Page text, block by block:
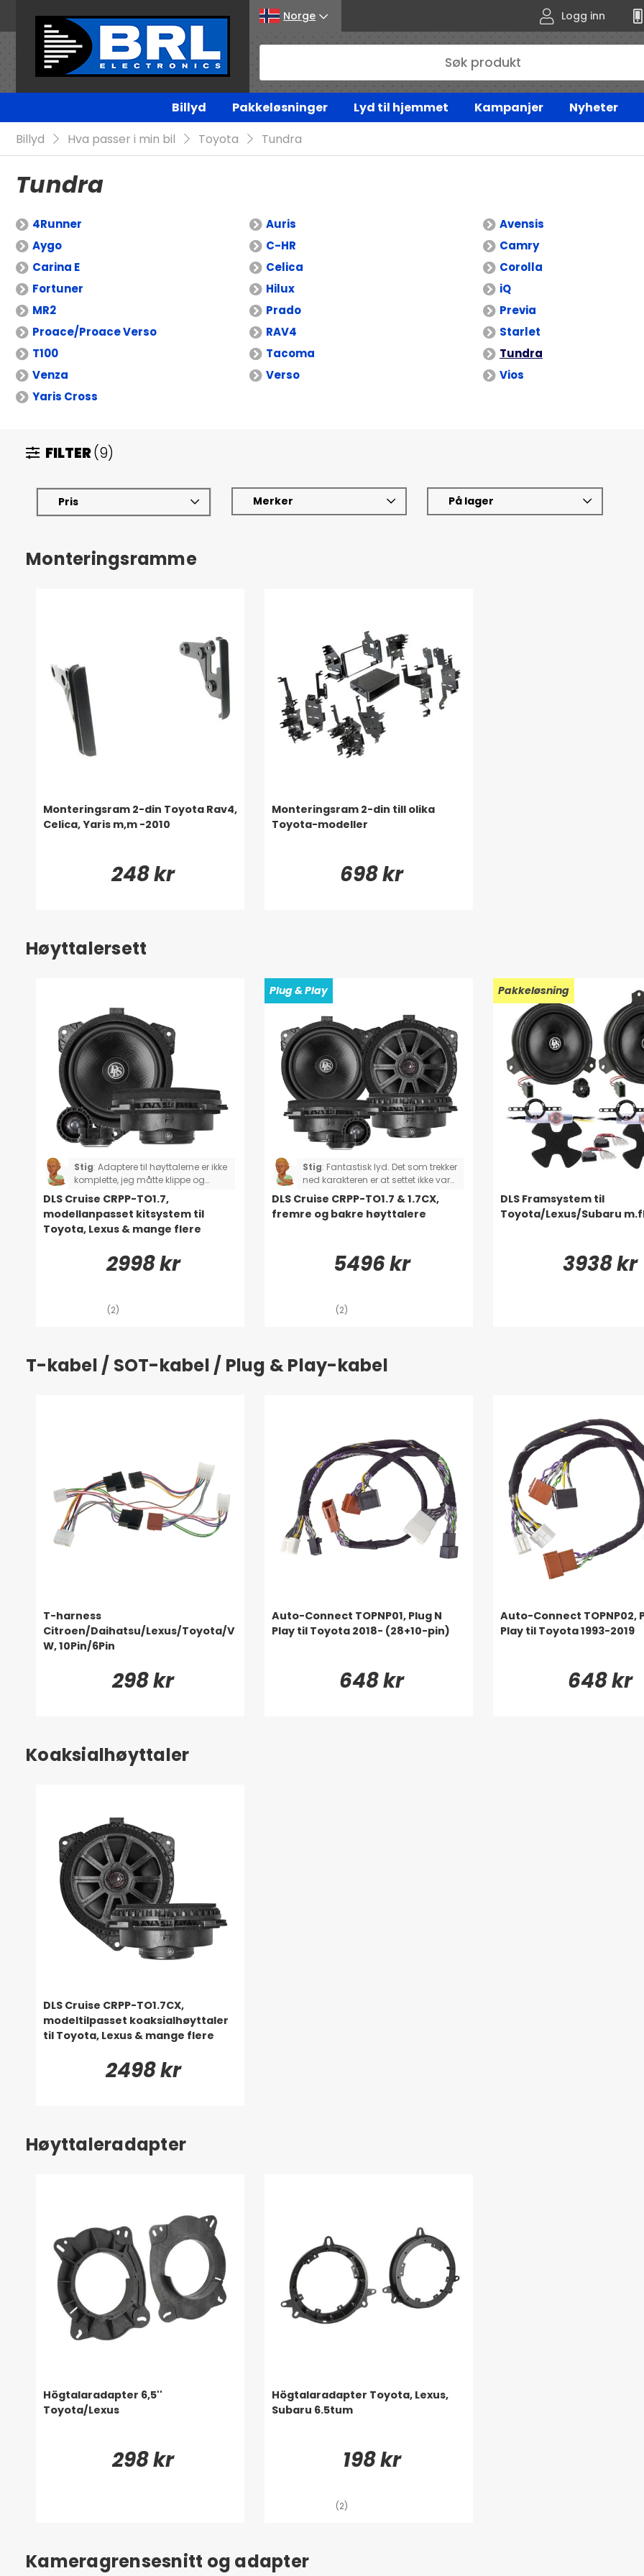
Norge Logg inn
Billyd Pakkeløsninger Lyd til hjemmet Kampanjer Nyheter
Billyd
Hva passer i min bil Toyota Tundra
Tundra
4Runner Auris
Avensis
Aygo
C-HR
Camry
Carina E
Celica
Corolla
Fortuner
Hilux
iQ
MR2
Prado
Previa
Proace/Proace Verso
RAV4
Starlet
T100
Tacoma
Tundra
Venza
Verso
Vios
Yaris Cross
FILTER(9)
Pris Merker På lager
Monteringsramme
Monteringsram 2-din Toyota Rav4,
Celica, Yaris m,m -2010
248 kr
Monteringsram 2-din till olika
Toyota-modeller
698 kr
Høyttalersett
Stig: Adaptere til høyttalerne er ikke
komplette, jeg måtte klippe og
lodde to av høyttalerne. Gjelder
Toyota Rav4.
DLS Cruise CRPP-TO1.7,
modellanpasset kitsystem til
Toyota, Lexus & mange flere
2998 kr
(2)
Plug & Play
Stig: Fantastisk lyd. Det som trekker
ned karakteren er at settet ikke var
komplett. To adapterkabler
manglet, så jeg måtte klippe og
lodde i stedet for å bare plugge inn
DLS Cruise CRPP-TO1.7 & 1.7CX,
fremre og bakre høyttalere
5496 kr
(2)
Pakkeløsning
DLS Framsystem til
Toyota/Lexus/Subaru
3938 kr
T-kabel / SOT-kabel / Plug & Play-kabel
T-harness
Citroen/Daihatsu/Lexus/Toyota/V
W, 10Pin/6Pin
298 kr
Auto-Connect TOPNP01, Plug N
Play til Toyota 2018- (28+10-pin)
648 kr
Auto-Connect TOPNP02,
Play til Toyota 1993-2019
648 kr
Koaksialhøyttaler
DLS Cruise CRPP-TO1.7CX,
modeltilpasset koaksialhøyttaler
til Toyota, Lexus & mange flere
2498 kr
Høyttaleradapter
Högtalaradapter 6,5''
Toyota/Lexus
298 kr
Högtalaradapter Toyota, Lexus,
Subaru 6.5tum
198 kr
(2)
Kameragrensesnitt og adapter